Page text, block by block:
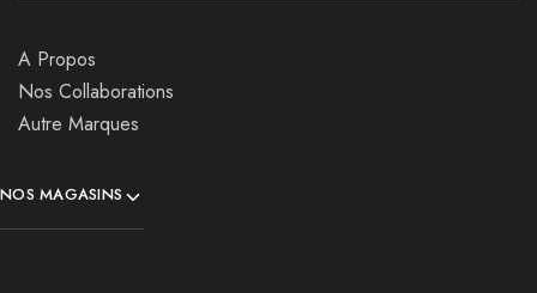
A Propos
Nos Collaborations
Autre Marques
NOS MAGASINS